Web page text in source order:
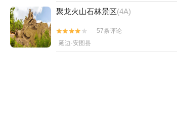
聚龙火山石林景区(4A)


57条评论
延边·安图县